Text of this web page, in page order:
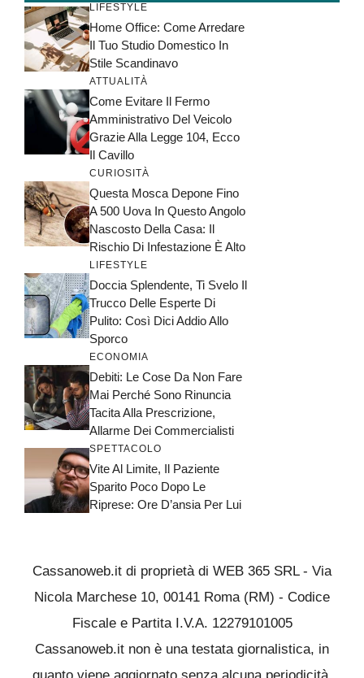
LIFESTYLE
Home Office: Come Arredare
Il Tuo Studio Domestico In
Stile Scandinavo
ATTUALITÀ
Come Evitare Il Fermo
Amministrativo Del Veicolo
Grazie Alla Legge 104, Ecco
Il Cavillo
CURIOSITÀ
Questa Mosca Depone Fino
A 500 Uova In Questo Angolo
Nascosto Della Casa: Il
Rischio Di Infestazione È Alto
LIFESTYLE
Doccia Splendente, Ti Svelo Il
Trucco Delle Esperte Di
Pulito: Così Dici Addio Allo
Sporco
ECONOMIA
Debiti: Le Cose Da Non Fare
Mai Perché Sono Rinuncia
Tacita Alla Prescrizione,
Allarme Dei Commercialisti
SPETTACOLO
Vite Al Limite, Il Paziente
Sparito Poco Dopo Le
Riprese: Ore D’ansia Per Lui
Cassanoweb.it di proprietà di WEB 365 SRL - Via
Nicola Marchese 10, 00141 Roma (RM) - Codice
Fiscale e Partita I.V.A. 12279101005
Cassanoweb.it non è una testata giornalistica, in